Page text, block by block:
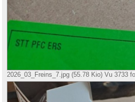
2026_03_Freins_7.jpg (55.78 Kio) Vu 3733